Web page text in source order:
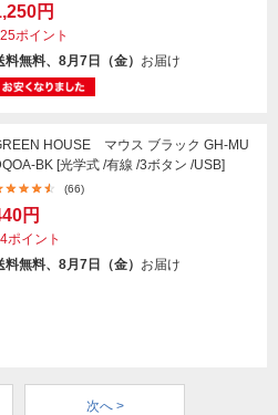
円
ポイント
料無料、8月7日（金） お届け
HOUSE マウス ブラック GH-MU
BK [光学式 /有線 /3ボタン /USB]
(66)
円
ポイント
料無料、8月7日（金） お届け
次へ >